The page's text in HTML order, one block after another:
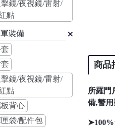
鏡/夜視鏡/雷射/
點
裝備
鏡/夜視鏡/雷射/
點
背心
袋/配件包
商品
所羅門
備,警
➤100%